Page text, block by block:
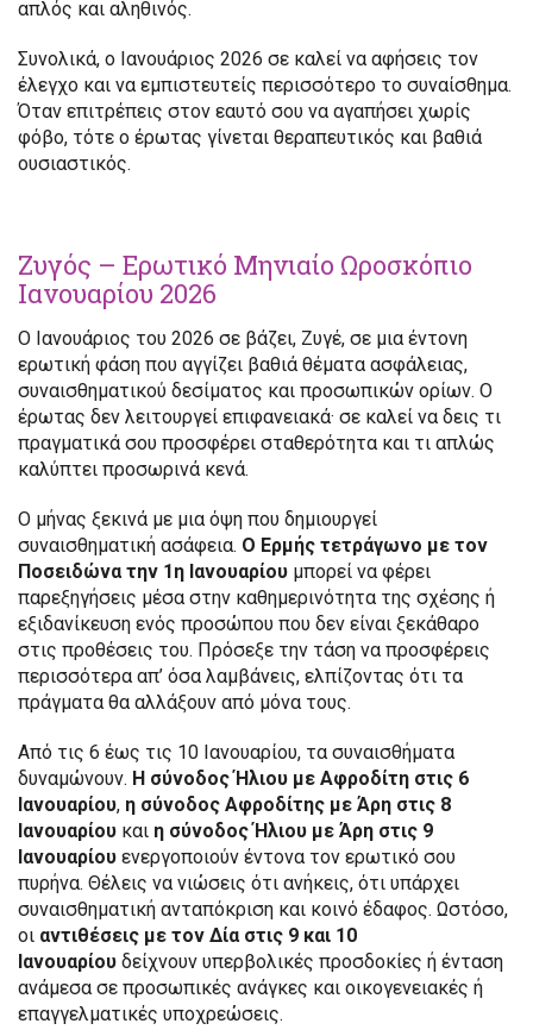
απλός και αληθινός.
Συνολικά, ο Ιανουάριος 2026 σε καλεί να αφήσεις τον
έλεγχο και να εμπιστευτείς περισσότερο το συναίσθημα.
Όταν επιτρέπεις στον εαυτό σου να αγαπήσει χωρίς
φόβο, τότε ο έρωτας γίνεται θεραπευτικός και βαθιά
ουσιαστικός.
Ζυγός – Ερωτικό Μηνιαίο Ωροσκόπιο
Ιανουαρίου 2026
Ο Ιανουάριος του 2026 σε βάζει, Ζυγέ, σε μια έντονη
ερωτική φάση που αγγίζει βαθιά θέματα ασφάλειας,
συναισθηματικού δεσίματος και προσωπικών ορίων. Ο
έρωτας δεν λειτουργεί επιφανειακά· σε καλεί να δεις τι
πραγματικά σου προσφέρει σταθερότητα και τι απλώς
καλύπτει προσωρινά κενά.
Ο μήνας ξεκινά με μια όψη που δημιουργεί
συναισθηματική ασάφεια. Ο Ερμής τετράγωνο με τον
Ποσειδώνα την 1η Ιανουαρίου μπορεί να φέρει
παρεξηγήσεις μέσα στην καθημερινότητα της σχέσης ή
εξιδανίκευση ενός προσώπου που δεν είναι ξεκάθαρο
στις προθέσεις του. Πρόσεξε την τάση να προσφέρεις
περισσότερα απ’ όσα λαμβάνεις, ελπίζοντας ότι τα
πράγματα θα αλλάξουν από μόνα τους.
Από τις 6 έως τις 10 Ιανουαρίου, τα συναισθήματα
δυναμώνουν. Η σύνοδος Ήλιου με Αφροδίτη στις 6
Ιανουαρίου, η σύνοδος Αφροδίτης με Άρη στις 8
Ιανουαρίου και η σύνοδος Ήλιου με Άρη στις 9
Ιανουαρίου ενεργοποιούν έντονα τον ερωτικό σου
πυρήνα. Θέλεις να νιώσεις ότι ανήκεις, ότι υπάρχει
συναισθηματική ανταπόκριση και κοινό έδαφος. Ωστόσο,
οι αντιθέσεις με τον Δία στις 9 και 10
Ιανουαρίου δείχνουν υπερβολικές προσδοκίες ή ένταση
ανάμεσα σε προσωπικές ανάγκες και οικογενειακές ή
επαγγελματικές υποχρεώσεις.